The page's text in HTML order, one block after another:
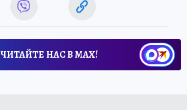
ЧИТАЙТЕ НАС В МАХ!